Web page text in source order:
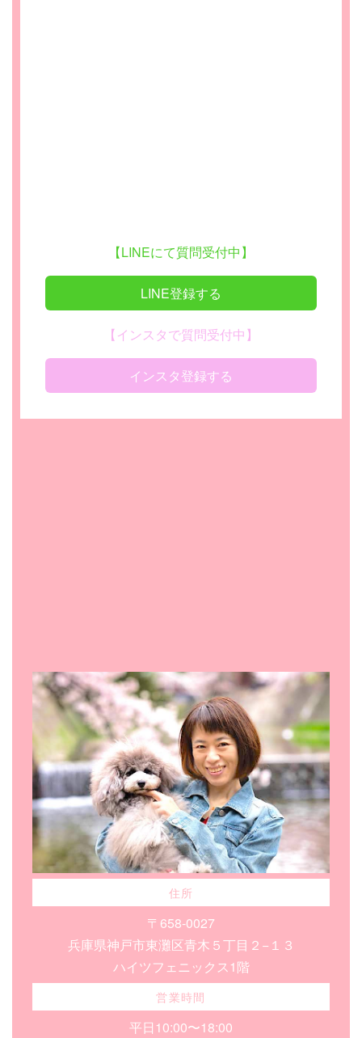
【LINEにて質問受付中】
LINE登録する
【インスタで質問受付中】
インスタ登録する
住所
〒658-0027
兵庫県神戸市東灘区青木５丁目２−１３
ハイツフェニックス1階
営業時間
平日10:00〜18:00